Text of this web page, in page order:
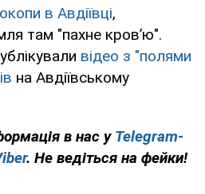
в Авдіївці,
там "пахне кров’ю".
відео з "полями
на Авдіївському
в нас у Telegram-
. Не ведіться на фейки!